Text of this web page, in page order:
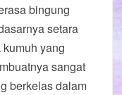
bingung
setara
yang
sangat
berkelas dalam